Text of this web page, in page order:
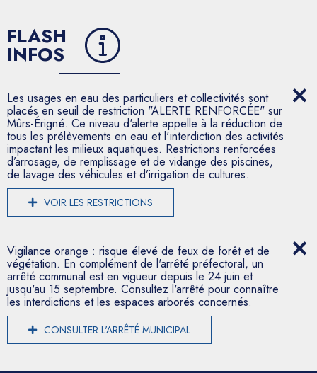
FLASH
INFOS
Les usages en eau des particuliers et collectivités sont
placés en seuil de restriction "ALERTE RENFORCÉE" sur
Mûrs-Érigné. Ce niveau d'alerte appelle à la réduction de
tous les prélèvements en eau et l'interdiction des activités
impactant les milieux aquatiques. Restrictions renforcées
d’arrosage, de remplissage et de vidange des piscines,
de lavage des véhicules et d’irrigation de cultures.
VOIR LES RESTRICTIONS
Vigilance orange : risque élevé de feux de forêt et de
végétation. En complément de l'arrêté préfectoral, un
arrêté communal est en vigueur depuis le 24 juin et
jusqu'au 15 septembre. Consultez l'arrêté pour connaître
les interdictions et les espaces arborés concernés.
CONSULTER L'ARRÊTÉ MUNICIPAL